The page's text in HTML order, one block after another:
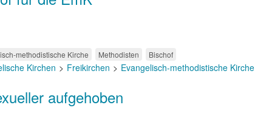
methodistische Kirche Methodisten Bischof
Kirchen Freikirchen Evangelisch-methodistische Kirche
aufgehoben